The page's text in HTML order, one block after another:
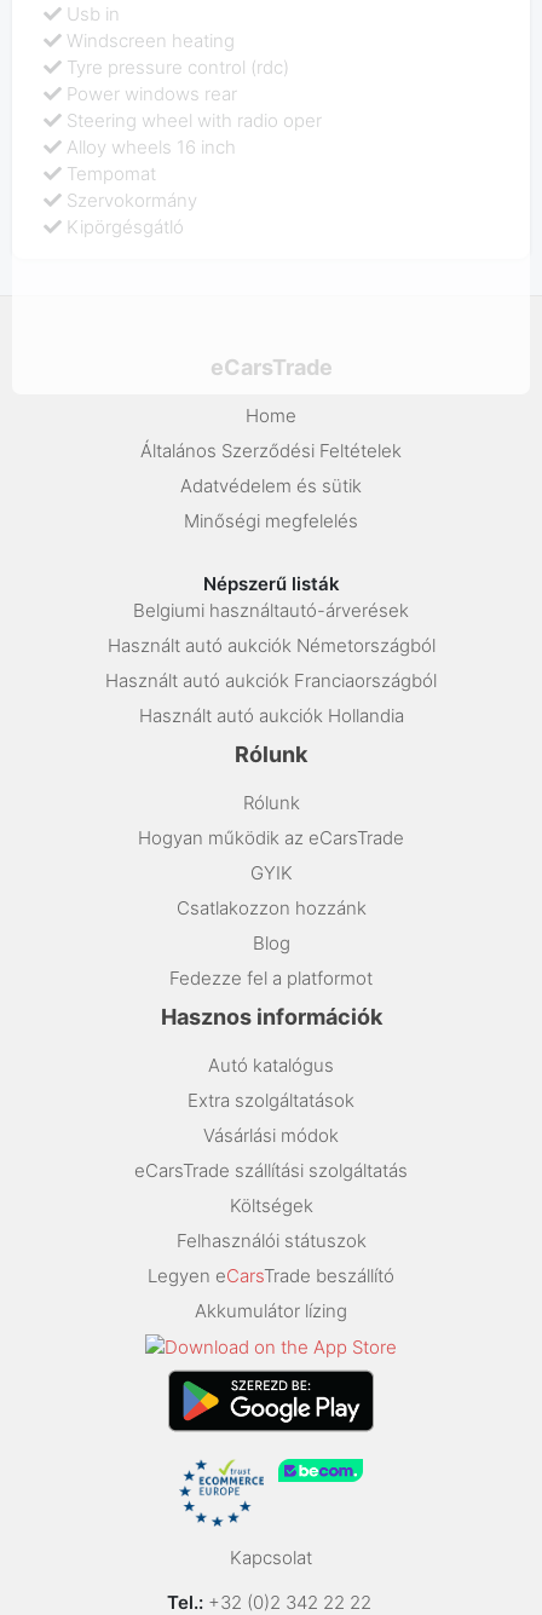
Usb in
Windscreen heating
Tyre pressure control (rdc)
Power windows rear
Steering wheel with radio oper
Alloy wheels 16 inch
Tempomat
Szervokormány
Kipörgésgátló
eCarsTrade
Home
Általános Szerződési Feltételek
Adatvédelem és sütik
Minőségi megfelelés
Népszerű listák
Belgiumi használtautó-árverések
Használt autó aukciók Németországból
Használt autó aukciók Franciaországból
Használt autó aukciók Hollandia
Rólunk
Rólunk
Hogyan működik az eCarsTrade
GYIK
Csatlakozzon hozzánk
Blog
Fedezze fel a platformot
Hasznos információk
Autó katalógus
Extra szolgáltatások
Vásárlási módok
eCarsTrade szállítási szolgáltatás
Költségek
Felhasználói státuszok
Legyen eCarsTrade beszállító
Akkumulátor lízing
Kapcsolat
Tel.: +32 (0)2 342 22 22